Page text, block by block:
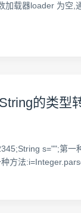
加载器loader 为空,
的类型
s="";第一
方法